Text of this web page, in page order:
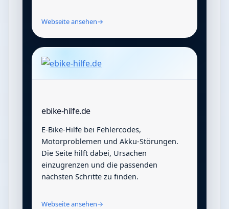
Webseite ansehen→
ebike-hilfe.de
E-Bike-Hilfe bei Fehlercodes,
Motorproblemen und Akku-Störungen.
Die Seite hilft dabei, Ursachen
einzugrenzen und die passenden
nächsten Schritte zu finden.
Webseite ansehen→